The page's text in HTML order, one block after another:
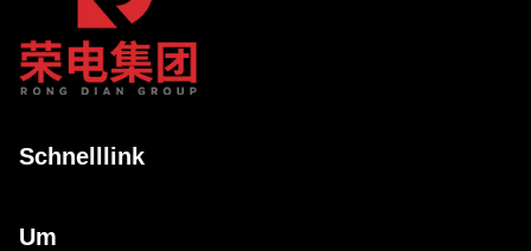
Schnelllink
Um